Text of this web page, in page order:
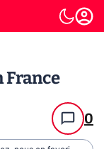
France
0